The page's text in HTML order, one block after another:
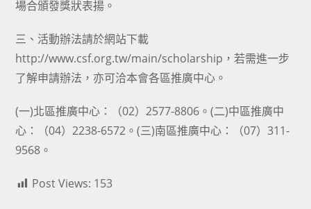
場合頒發獎狀表揚。
三、活動辦法請於網站下載
http://www.csf.org.tw/main/scholarship，若需進一步
了解申請辦法，亦可洽本會各區推廣中心。
(一)北區推廣中心：（02）2577-8806。(二)中區推廣中
心：（04）2238-6572。(三)南區推廣中心：（07）311-
9568。
Post Views: 153